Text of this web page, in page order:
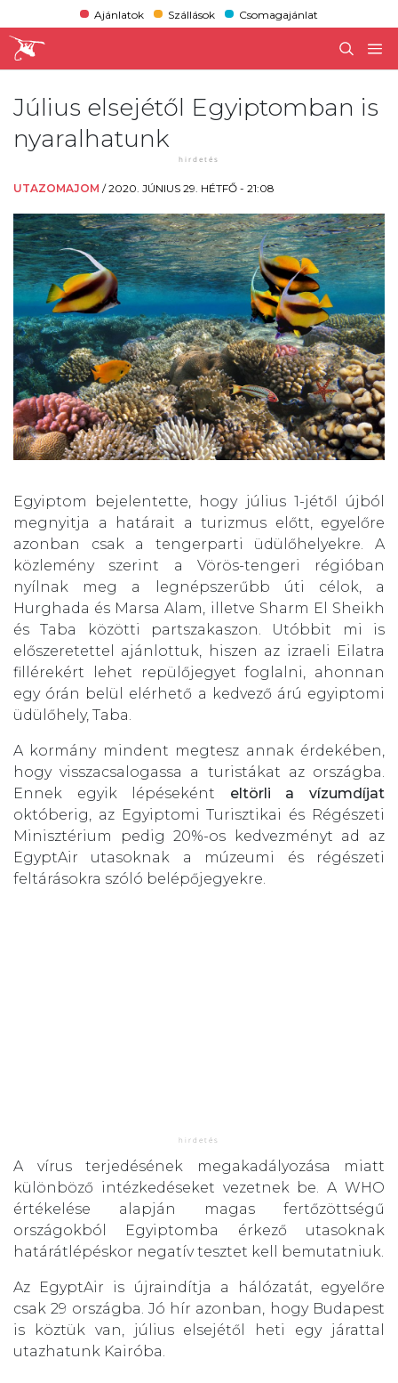
Ajánlatok Szállások Csomagajánlat
Július elsejétől Egyiptomban is
nyaralhatunk
UTAZOMAJOM /2020. JÚNIUS 29. HÉTFŐ - 21:08
Egyiptom bejelentette, hogy július 1-jétől újból
megnyitja a határait a turizmus előtt, egyelőre
azonban csak a tengerparti üdülőhelyekre. A
közlemény szerint a Vörös-tengeri régióban
nyílnak meg a legnépszerűbb úti célok, a
Hurghada és Marsa Alam, illetve Sharm El Sheikh
és Taba közötti partszakaszon. Utóbbit mi is
előszeretettel ajánlottuk, hiszen az izraeli Eilatra
fillérekért lehet repülőjegyet foglalni, ahonnan
egy órán belül elérhető a kedvező árú egyiptomi
üdülőhely, Taba.
A kormány mindent megtesz annak érdekében,
hogy visszacsalogassa a turistákat az országba.
Ennek egyik lépéseként eltörli a vízumdíjat
októberig, az Egyiptomi Turisztikai és Régészeti
Minisztérium pedig 20%-os kedvezményt ad az
EgyptAir utasoknak a múzeumi és régészeti
feltárásokra szóló belépőjegyekre.
A vírus terjedésének megakadályozása miatt
különböző intézkedéseket vezetnek be. A WHO
értékelése alapján magas fertőzöttségű
országokból Egyiptomba érkező utasoknak
határátlépéskor negatív tesztet kell bemutatniuk.
Az EgyptAir is újraindítja a hálózatát, egyelőre
csak 29 országba. Jó hír azonban, hogy Budapest
is köztük van, július elsejétől heti egy járattal
utazhatunk Kairóba.